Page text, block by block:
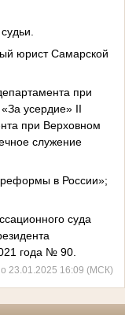
юрист Самарской
при
усердие» II
при Верховном
служение
в России»;
суда
года № 90.
23.01.2025 16:09 (МСК)